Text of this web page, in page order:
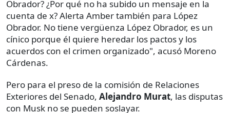
Obrador? ¿Por qué no ha subido un mensaje en la
cuenta de x? Alerta Amber también para López
Obrador. No tiene vergüenza López Obrador, es un
cínico porque él quiere heredar los pactos y los
acuerdos con el crimen organizado", acusó Moreno
Cárdenas.
Pero para el preso de la comisión de Relaciones
Exteriores del Senado, Alejandro Murat, las disputas
con Musk no se pueden soslayar.